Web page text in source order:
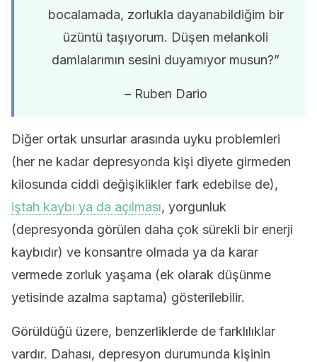
bocalamada, zorlukla dayanabildiğim bir
üzüntü taşıyorum. Düşen melankoli
damlalarımın sesini duyamıyor musun?”
– Ruben Dario
Diğer ortak unsurlar arasında uyku problemleri
(her ne kadar depresyonda kişi diyete girmeden
kilosunda ciddi değişiklikler fark edebilse de),
iştah kaybı ya da açılması, yorgunluk
(depresyonda görülen daha çok sürekli bir enerji
kaybıdır) ve konsantre olmada ya da karar
vermede zorluk yaşama (ek olarak düşünme
yetisinde azalma saptama) gösterilebilir.
Görüldüğü üzere, benzerliklerde de farklılıklar
vardır. Dahası, depresyon durumunda kişinin